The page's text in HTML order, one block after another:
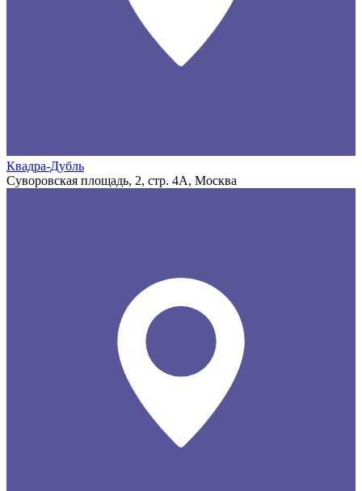
Квадра-Дубль
Суворовская площадь, 2, стр. 4А, Москва